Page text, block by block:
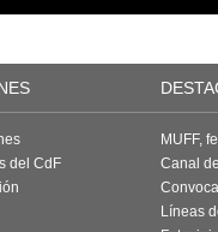
del CdF
MUFF,
Canal
Líneas